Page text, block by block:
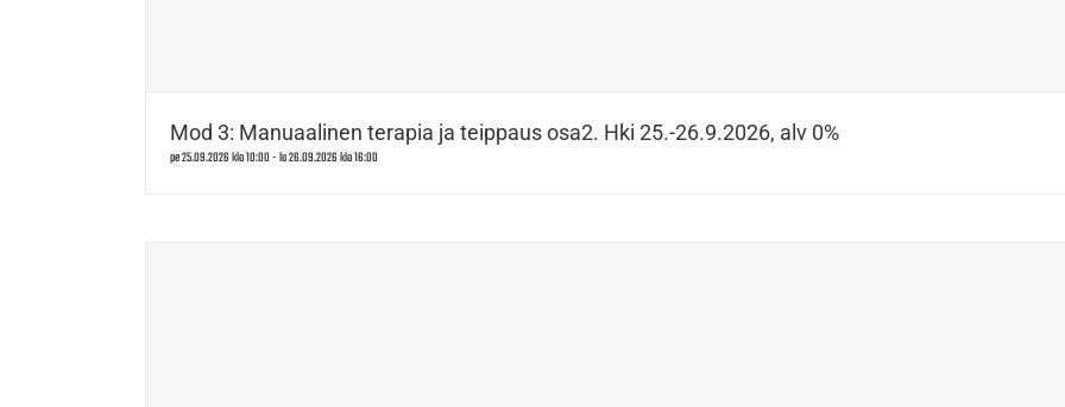
Mod 3: Manuaalinen terapia ja teippaus osa2. Hki 25.-26.9.2026, alv 0%
pe 25.09.2026 klo 10:00-la 26.09.2026 klo 16:00